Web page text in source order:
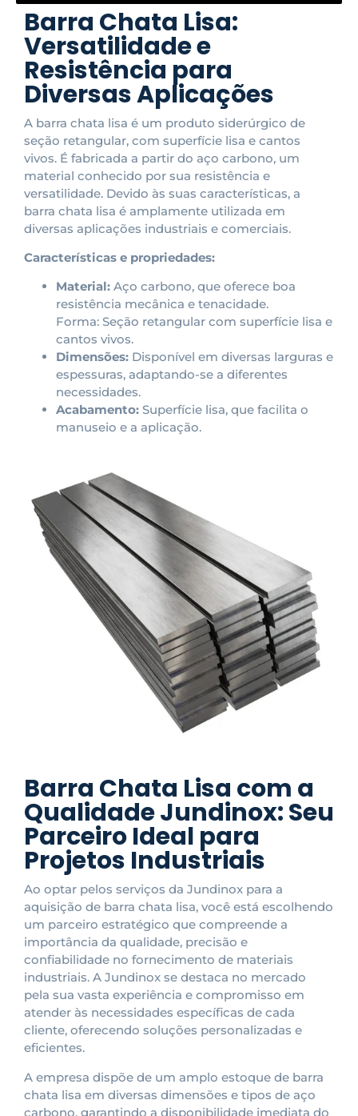
Barra Chata Lisa:
Versatilidade e
Resistência para
Diversas Aplicações
A barra chata lisa é um produto siderúrgico de
seção retangular, com superfície lisa e cantos
vivos. É fabricada a partir do aço carbono, um
material conhecido por sua resistência e
versatilidade. Devido às suas características, a
barra chata lisa é amplamente utilizada em
diversas aplicações industriais e comerciais.
Características e propriedades:
Material: Aço carbono, que oferece boa
resistência mecânica e tenacidade.
Forma: Seção retangular com superfície lisa e
cantos vivos.
Dimensões: Disponível em diversas larguras e
espessuras, adaptando-se a diferentes
necessidades.
Acabamento: Superfície lisa, que facilita o
manuseio e a aplicação.
Barra Chata Lisa com a
Qualidade Jundinox: Seu
Parceiro Ideal para
Projetos Industriais
Ao optar pelos serviços da Jundinox para a
aquisição de barra chata lisa, você está escolhendo
um parceiro estratégico que compreende a
importância da qualidade, precisão e
confiabilidade no fornecimento de materiais
industriais. A Jundinox se destaca no mercado
pela sua vasta experiência e compromisso em
atender às necessidades específicas de cada
cliente, oferecendo soluções personalizadas e
eficientes.
A empresa dispõe de um amplo estoque de barra
chata lisa em diversas dimensões e tipos de aço
carbono, garantindo a disponibilidade imediata do